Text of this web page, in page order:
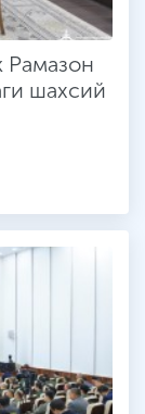
Рамазон
шахсий